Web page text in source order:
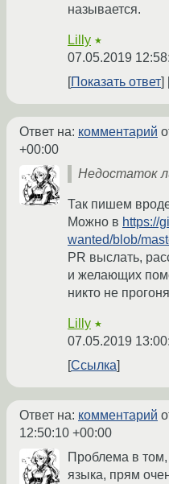
называется.
Lilly ★
07.05.2019
Показать ответ
Ответ на: комментарий
+00:00
Недостаток
Так пишем
Можно в https://
wanted/blob/
PR выслать,
и желающих
никто не
Lilly ★
07.05.2019
Ссылка
Ответ на: комментарий
12:50:10 +00:00
Проблема в
языка, прям